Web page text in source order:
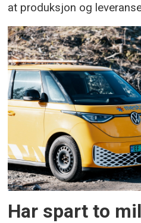
at produksjon og
Har spart to